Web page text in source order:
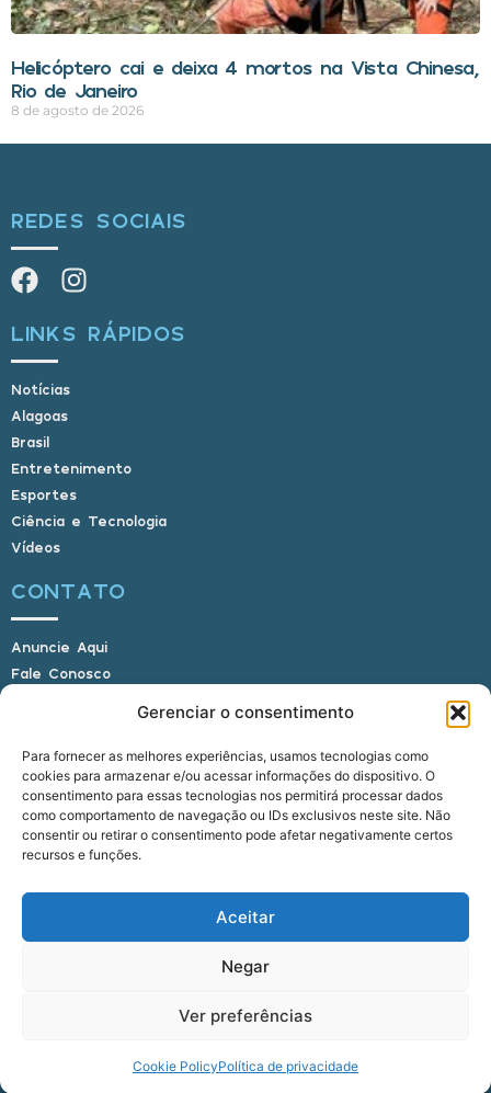
Gerenciar o consentimento
Para fornecer as melhores experiências, usamos tecnologias como
cookies para armazenar e/ou acessar informações do dispositivo. O
consentimento para essas tecnologias nos permitirá processar dados
como comportamento de navegação ou IDs exclusivos neste site. Não
consentir ou retirar o consentimento pode afetar negativamente certos
recursos e funções.
Aceitar
Negar
Ver preferências
Cookie PolicyPolítica de privacidade
Helicóptero cai e deixa 4 mortos na Vista Chinesa,
Rio de Janeiro
8 de agosto de 2026
REDES SOCIAIS
LINKS RÁPIDOS
Notícias
Alagoas
Brasil
Entretenimento
Esportes
Ciência e Tecnologia
Vídeos
CONTATO
Anuncie Aqui
Fale Conosco
E-mail: alagoasbrasilnoticias@gmail.com
Telefone: (82) 9 9691-0391 (Whatsapp)
Responsável Técnico: Crysthyan Carlos
Rua do Sau - Centro - Anadia - AL - CEP:
© 2022 - 2026 Alagoas Brasil Notícias. Todos os
direitos reservados.
fiveagência